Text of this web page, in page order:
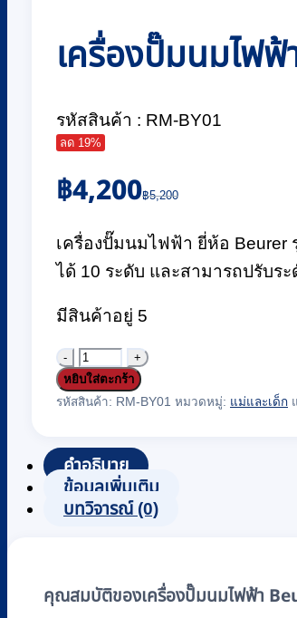
เครื่องปั๊มนมไฟ
รหัสสินค้า : RM-BY01
ลด 19%
฿5,200
Original
price
฿5,200.
฿4,200
Current
price
฿4,200.
เครื่องปั๊มนมไฟฟ้า ยี่ห้อ Beurer
ได้ 10 ระดับ และสามารถปรับร
มีสินค้าอยู่ 5
จำนวน
เครื่อง
ไฟฟ้า
ยี่ห้อ
Beurer
รหัส
หยิบใส่ตะกร้า
รหัสสินค้า: RM-BY01 หมวดหมู่: แม่และเด็ก
คำอธิบาย
ข้อมูลเพิ่มเติม
บทวิจารณ์ (0)
คุณสมบัติของเครื่องปั๊มนมไฟฟ้า